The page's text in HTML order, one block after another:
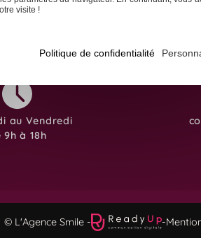
au Vendredi
9h à 18h
© L'Agence Smile - -
visite !
Politique de confidentialité